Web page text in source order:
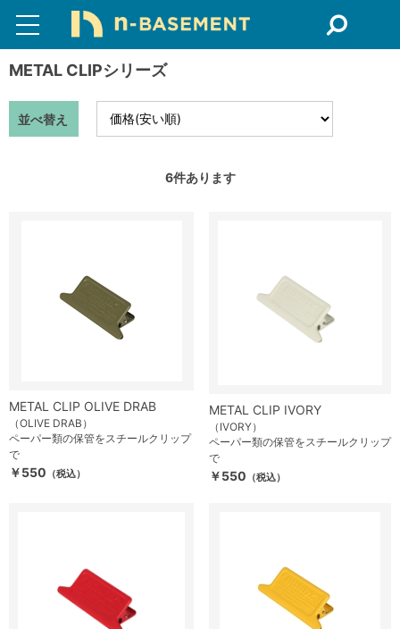
METAL CLIPシリーズ
並べ替え
6件あります
METAL CLIP OLIVE DRAB
（OLIVE DRAB）
ペーパー類の保管をスチールクリップ
で
￥550 （税込）
METAL CLIP IVORY
（IVORY）
ペーパー類の保管をスチールクリップ
で
￥550 （税込）